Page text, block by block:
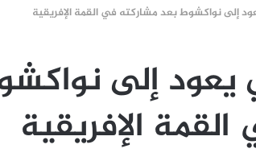
إلى نواكشوط بعد مشاركته في القمة الإفريقية
يعود إلى
الإفريقية